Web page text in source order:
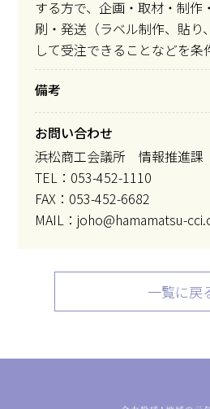
する方で、企画・取材・制作
刷・発送（ラベル制作、貼り
して受注できることなどを条
備考
お問い合わせ
浜松商工会議所 情報推進課
TEL：053-452-1110
FAX：053-452-6682
MAIL：joho@hamamatsu-
一覧に戻